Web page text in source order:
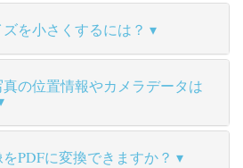
を小さくするには？
の位置情報やカメラデータは
PDFに変換できますか？